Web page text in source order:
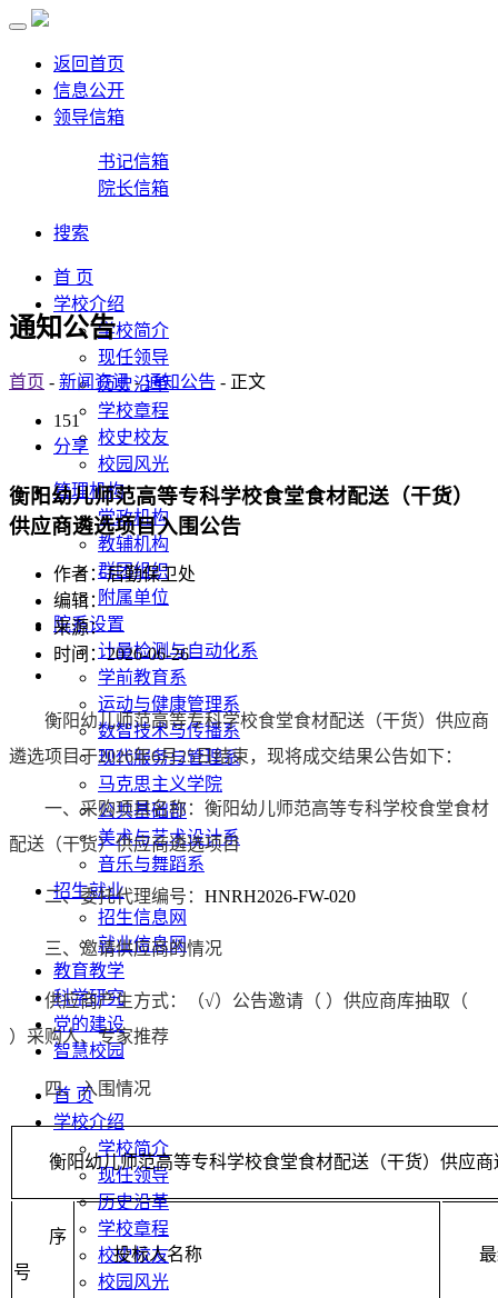
返回首页
信息公开
领导信箱
书记信箱
院长信箱
搜索
首 页
学校介绍
学校简介
现任领导
历史沿革
学校章程
校史校友
校园风光
管理机构
党政机构
教辅机构
群团组织
附属单位
院系设置
计量检测与自动化系
学前教育系
运动与健康管理系
数智技术与传播系
现代服务与管理系
马克思主义学院
公共基础部
美术与艺术设计系
音乐与舞蹈系
招生就业
招生信息网
就业信息网
教育教学
科学研究
党的建设
智慧校园
首 页
学校介绍
学校简介
现任领导
历史沿革
学校章程
校史校友
校园风光
通知公告
首页 - 新闻资讯-通知公告 - 正文
151
分享
衡阳幼儿师范高等专科学校食堂食材配送（干货）
供应商遴选项目入围公告
作者：后勤保卫处
编辑：
来源：
时间：2026-06-26
衡阳幼儿师范高等专科学校食堂食材配送（干货）供应商
遴选项目于2026年6月25日结束，现将成交结果公告如下：
一、采购项目名称： 衡阳幼儿师范高等专科学校食堂食材
配送（干货）供应商遴选项目
二、委托代理编号 ： HNRH2026-FW-020
三、邀请供应商的情况
供应商产生方式：（√）公告邀请（ ）供应商库抽取（
）采购人、专家推荐
四、入围情况
衡阳幼儿师范高等专科学校食堂食材配送（干货）供应商
序
号
投标人名称